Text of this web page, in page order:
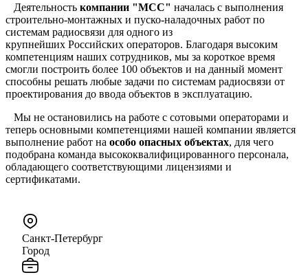
Деятельность компании "МСС" началась с выполнения
строительно-монтажных и пуско-наладочных работ по
системам радиосвязи для одного из
крупнейших Российских операторов. Благодаря высоким
компетенциям наших сотрудников, мы за короткое время
смогли построить более 100 объектов и на данный момент
способны решать любые задачи по системам радиосвязи от
проектирования до ввода объектов в эксплуатацию.
Мы не остановились на работе с сотовыми операторами и
теперь основными компетенциями нашей компании является
выполнение работ на особо опасных объектах, для чего
подобрана команда высококвалифицированного персонала,
обладающего соответствующими лицензиями и
сертификатами.
Санкт-Петербург
Город